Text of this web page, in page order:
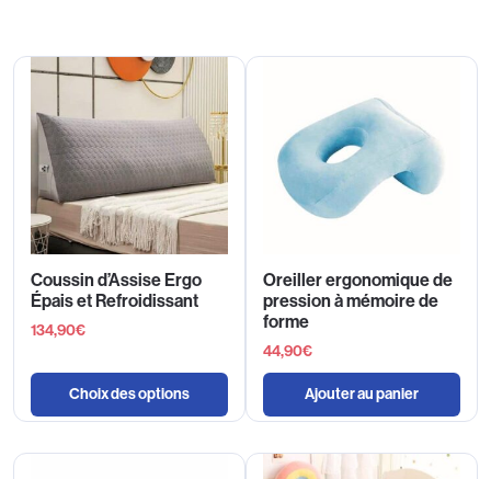
Coussin d’Assise Ergo
Épais et Refroidissant
134,90€
Choix des options
Oreiller ergonomique de
pression à mémoire de
forme
44,90€
Ajouter au panier